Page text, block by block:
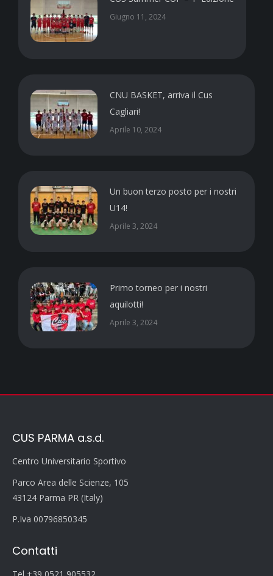
Giugno 11, 2024
CNU BASKET, arriva il Cus
Cagliari!
Aprile 10, 2024
Un buon terzo posto per i nostri
U14!
Aprile 3, 2024
Primo torneo per i nostri
aquilotti!
Aprile 3, 2024
CUS PARMA a.s.d.
Centro Universitario Sportivo
Parco Area delle Scienze, 105
43124 Parma PR (Italy)
P.Iva 00796850345
Contatti